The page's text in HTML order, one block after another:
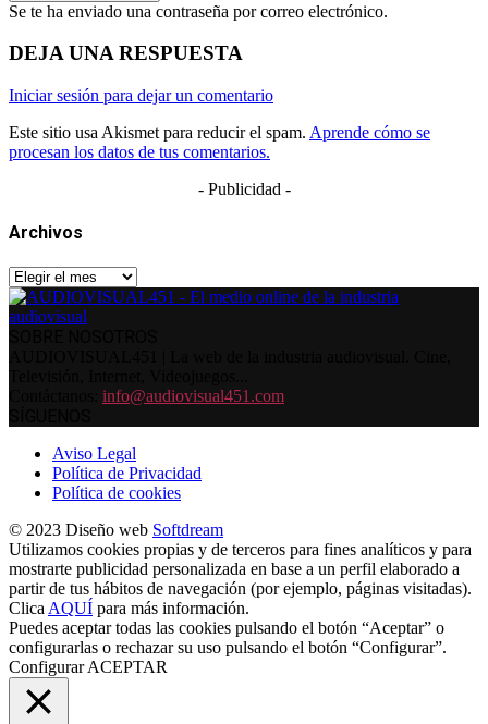
Se te ha enviado una contraseña por correo electrónico.
DEJA UNA RESPUESTA
Iniciar sesión para dejar un comentario
Este sitio usa Akismet para reducir el spam. Aprende cómo se
procesan los datos de tus comentarios.
- Publicidad -
Archivos
Archivos
info@audiovisual451.com
Aviso Legal
Política de Privacidad
Política de cookies
© 2023 Diseño web Softdream
Utilizamos cookies propias y de terceros para fines analíticos y para
mostrarte publicidad personalizada en base a un perfil elaborado a
partir de tus hábitos de navegación (por ejemplo, páginas visitadas).
Clica AQUÍ para más información.
Puedes aceptar todas las cookies pulsando el botón “Aceptar” o
configurarlas o rechazar su uso pulsando el botón “Configurar”.
Configurar ACEPTAR